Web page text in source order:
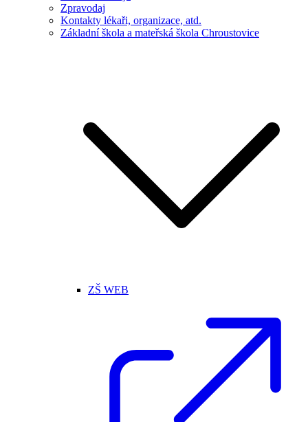
Zpravodaj
Kontakty lékaři, organizace, atd.
Základní škola a mateřská škola Chroustovice
ZŠ WEB